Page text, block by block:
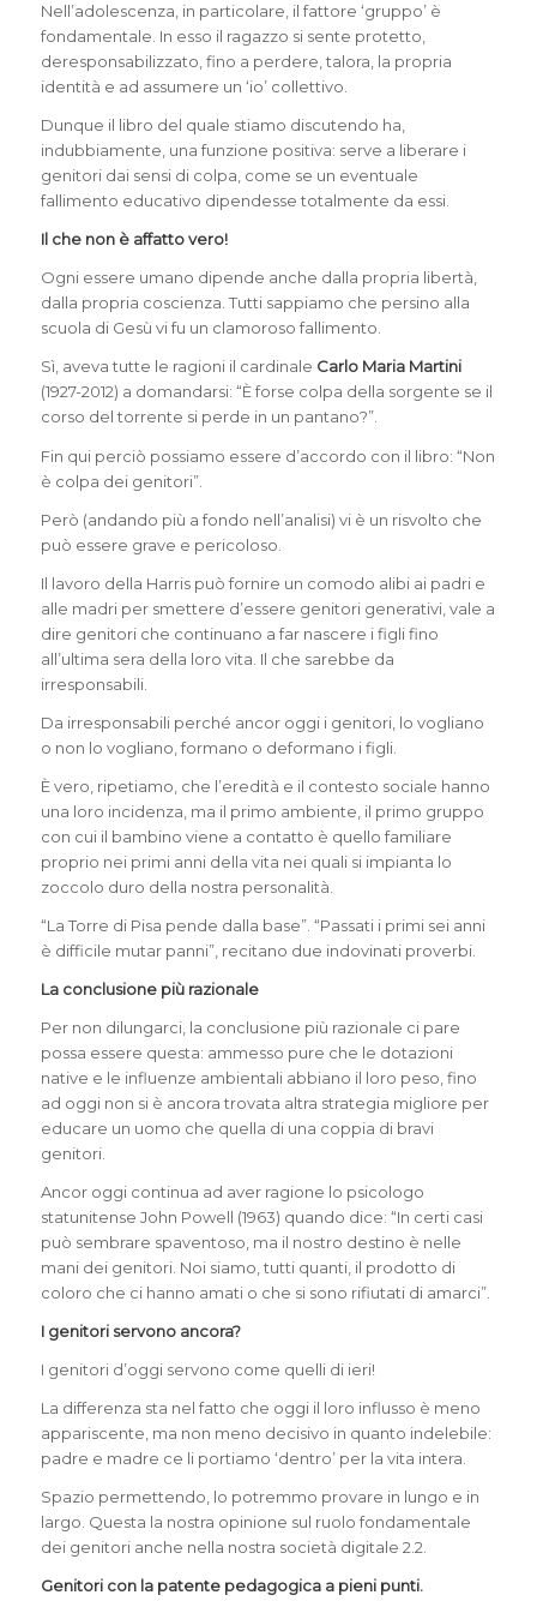
Nell’adolescenza, in particolare, il fattore ‘gruppo’ è
fondamentale. In esso il ragazzo si sente protetto,
deresponsabilizzato, fino a perdere, talora, la propria
identità e ad assumere un ‘io’ collettivo.
Dunque il libro del quale stiamo discutendo ha,
indubbiamente, una funzione positiva: serve a liberare i
genitori dai sensi di colpa, come se un eventuale
fallimento educativo dipendesse totalmente da essi.
Il che non è affatto vero!
Ogni essere umano dipende anche dalla propria libertà,
dalla propria coscienza. Tutti sappiamo che persino alla
scuola di Gesù vi fu un clamoroso fallimento.
Sì, aveva tutte le ragioni il cardinale Carlo Maria Martini
(1927-2012) a domandarsi: “È forse colpa della sorgente se il
corso del torrente si perde in un pantano?”.
Fin qui perciò possiamo essere d’accordo con il libro: “Non
è colpa dei genitori”.
Però (andando più a fondo nell’analisi) vi è un risvolto che
può essere grave e pericoloso.
Il lavoro della Harris può fornire un comodo alibi ai padri e
alle madri per smettere d’essere genitori generativi, vale a
dire genitori che continuano a far nascere i figli fino
all’ultima sera della loro vita. Il che sarebbe da
irresponsabili.
Da irresponsabili perché ancor oggi i genitori, lo vogliano
o non lo vogliano, formano o deformano i figli.
È vero, ripetiamo, che l’eredità e il contesto sociale hanno
una loro incidenza, ma il primo ambiente, il primo gruppo
con cui il bambino viene a contatto è quello familiare
proprio nei primi anni della vita nei quali si impianta lo
zoccolo duro della nostra personalità.
“La Torre di Pisa pende dalla base”. “Passati i primi sei anni
è difficile mutar panni”, recitano due indovinati proverbi.
La conclusione più razionale
Per non dilungarci, la conclusione più razionale ci pare
possa essere questa: ammesso pure che le dotazioni
native e le influenze ambientali abbiano il loro peso, fino
ad oggi non si è ancora trovata altra strategia migliore per
educare un uomo che quella di una coppia di bravi
genitori.
Ancor oggi continua ad aver ragione lo psicologo
statunitense John Powell (1963) quando dice: “In certi casi
può sembrare spaventoso, ma il nostro destino è nelle
mani dei genitori. Noi siamo, tutti quanti, il prodotto di
coloro che ci hanno amati o che si sono rifiutati di amarci”.
I genitori servono ancora?
I genitori d’oggi servono come quelli di ieri!
La differenza sta nel fatto che oggi il loro influsso è meno
appariscente, ma non meno decisivo in quanto indelebile:
padre e madre ce li portiamo ‘dentro’ per la vita intera.
Spazio permettendo, lo potremmo provare in lungo e in
largo. Questa la nostra opinione sul ruolo fondamentale
dei genitori anche nella nostra società digitale 2.2.
Genitori con la patente pedagogica a pieni punti.